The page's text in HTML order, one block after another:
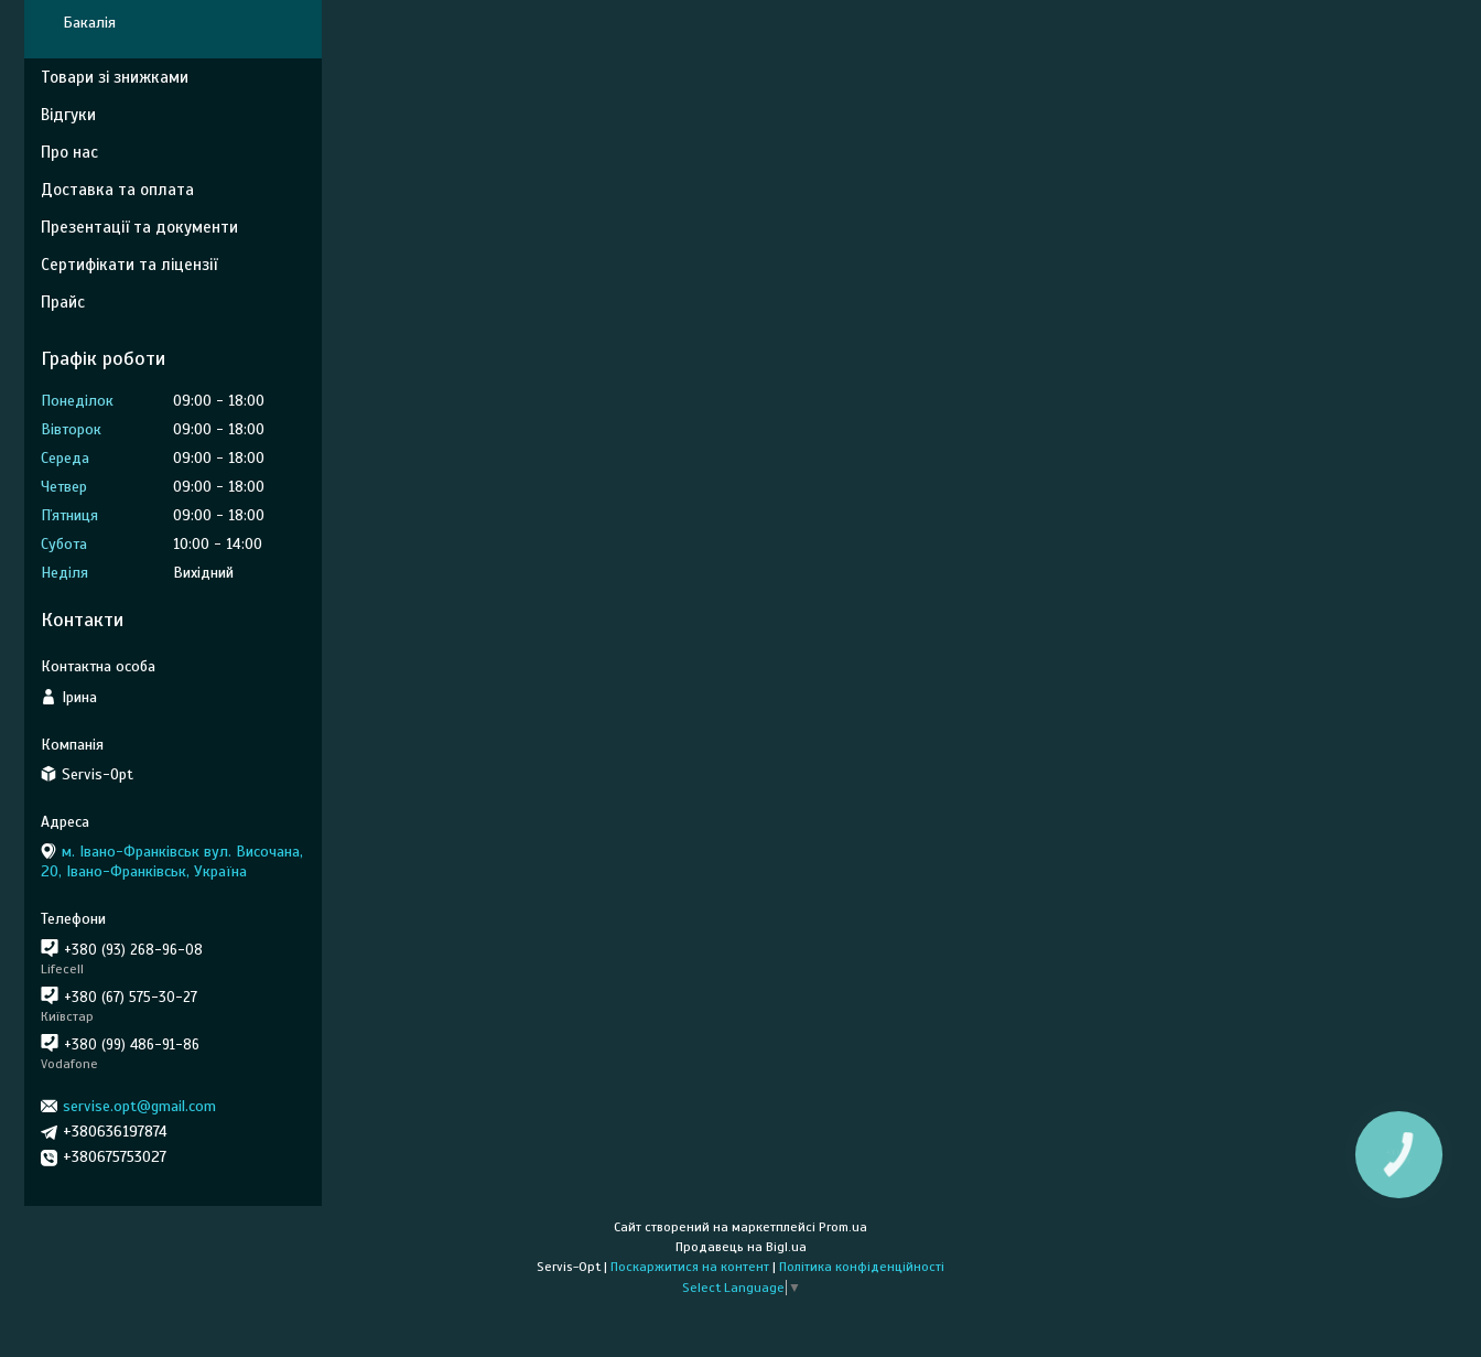
Бакалія
Товари зі знижками
Відгуки
Про нас
Доставка та оплата
Презентації та документи
Сертифікати та ліцензії
Прайс
Графік роботи
Понеділок 09:00
18:00
Вівторок
09:00
18:00
Середа
09:00
18:00
Четвер
09:00
18:00
Пʼятниця
09:00
18:00
Субота
10:00
14:00
Неділя
Вихідний
Контакти
Ірина
Servis-Opt
м. Івано-Франківськ вул. Височана,
20, Івано-Франківськ, Україна
+380 (93) 268-96-08
Lifecell
+380 (67) 575-30-27
Київстар
+380 (99) 486-91-86
Vodafone
servise.opt@gmail.com
+380636197874
+380675753027
Сайт створений на маркетплейсі Prom.ua
Продавець на Bigl.ua
Servis-Opt | Поскаржитися на контент | Політика конфіденційності
Select Language ▼
КНОПКА
ЗВ'ЯЗКУ